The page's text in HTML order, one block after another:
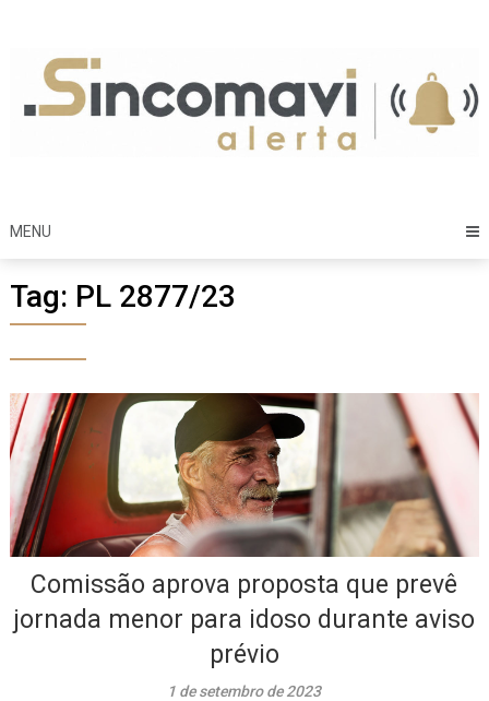
content
MENU
Tag: PL 2877/23
Comissão aprova proposta que prevê
jornada menor para idoso durante aviso
prévio
1 de setembro de 2023